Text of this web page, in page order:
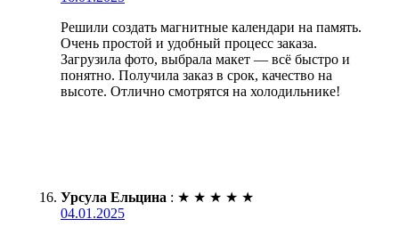
Решили создать магнитные календари на память.
Очень простой и удобный процесс заказа.
Загрузила фото, выбрала макет — всё быстро и
понятно. Получила заказ в срок, качество на
высоте. Отлично смотрятся на холодильнике!
Урсула Ельцина : ★ ★ ★ ★ ★
04.01.2025